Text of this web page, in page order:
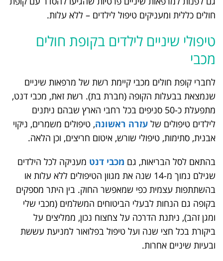
חולים כללית ומעניקים טיפול לילדים – ללא עלות.
טיפולי שיניים לילדים בקופת חולים
מכבי
לחברי קופת חולים מכבי קיימת רשת של מרפאות שיניים
שנמצאת בבעלות הקופה (חברת בת). רשת זאת, מכבי דנט,
מתפעלת כ-50 סניפים בכל רחבי הארץ שבהם ניתנים
לילדים טיפולים של עזרה ראשונה, טיפולים משמרים, ניקוי
אבנית, סתימות, טיפולי שורש, איטום חריצים, וכן הלאה.
בהתאם לסל הבריאות, גם מכבי דנט מעניקה לכל הילדים
שגילם נמוך מ-14 שנה את מגוון הטיפולים ללא עלות או
בהשתתפות עצמית כפי שמאפשר החוק. בין היתר מספקים
בקופה גם הנחות לבעלי הביטוחים המשלמים (מכבי שלי
ומגן זהב), ניתנת הדרכה על צחצוח נכון, ממליצים על
ביקורת בכל חצי שנה ועל טיפול בפלואור למניעת עששת
ובעיות שיניים אחרות.